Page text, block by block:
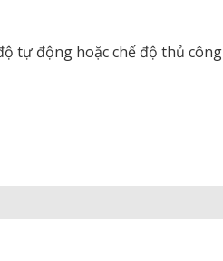
tự động hoặc chế độ thủ công